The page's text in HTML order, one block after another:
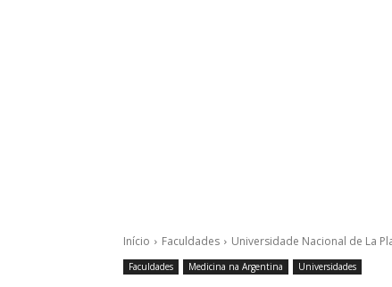
Início Faculdades Universidade Nacional de La
Faculdades Medicina na Argentina Universidades